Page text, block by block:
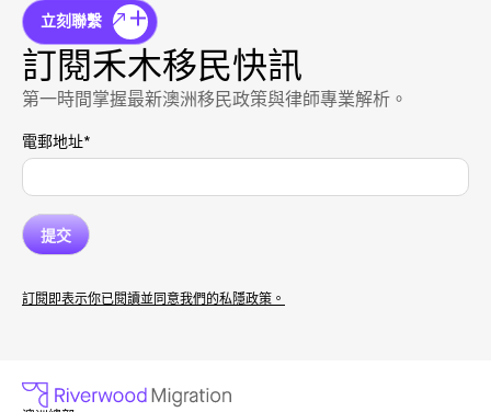
立刻聯繫
訂閱禾木移民快訊
第一時間掌握最新澳洲移民政策與律師專業解析。
電郵地址*
訂閱即表示你已閱讀並同意我們的私隱政策。